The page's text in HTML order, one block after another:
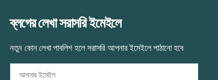
ব্লগের লেখা সরাসরি ইমেইলে
নতুন কোন লেখা পাবলিশ হলে সরাসরি আপনার ইমেইলে পাঠানো হবে